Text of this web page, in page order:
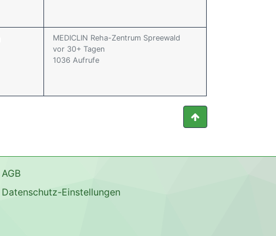
MEDICLIN Reha-Zentrum Spreewald
vor 30+ Tagen
1036 Aufrufe
AGB
Datenschutz-Einstellungen